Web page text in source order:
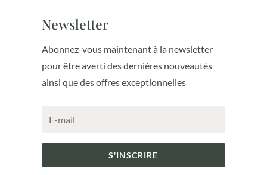
Newsletter
Abonnez-vous maintenant à la newsletter
pour être averti des dernières nouveautés
ainsi que des offres exceptionnelles
S'INSCRIRE